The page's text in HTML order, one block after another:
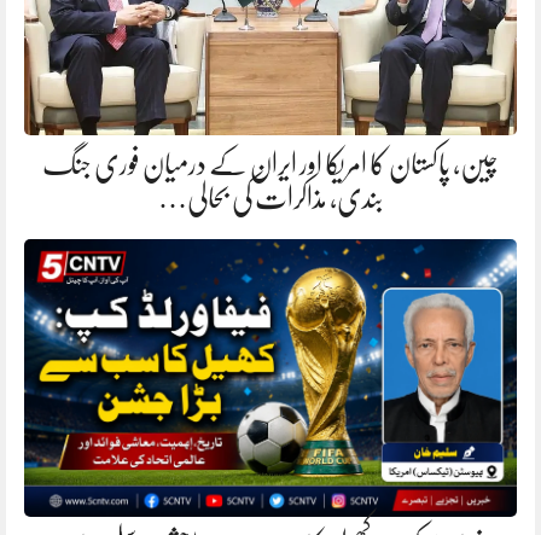
چین، پاکستان کا امریکا اور ایران کے درمیان فوری جنگ
بندی، مذاکرات کی بحالی…